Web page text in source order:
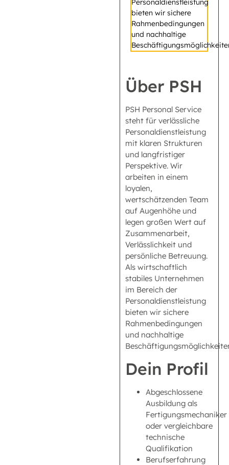
bieten wir sichere
Rahmenbedingungen
und nachhaltige
Über PSH
PSH Personal Service
steht für verlässliche
Personaldienstleistung
mit klaren Strukturen
und langfristiger
Perspektive. Wir
arbeiten in einem
loyalen,
wertschätzenden Team
auf Augenhöhe und
legen großen Wert auf
Zusammenarbeit,
Verlässlichkeit und
persönliche Betreuung.
Als wirtschaftlich
stabiles Unternehmen
im Bereich der
Personaldienstleistung
bieten wir sichere
Rahmenbedingungen
und nachhaltige
Dein Profil
Abgeschlossene
Ausbildung als
Fertigungsmechaniker
oder vergleichbare
technische
Qualifikation
Berufserfahrung